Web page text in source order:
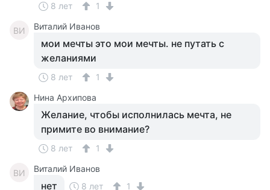
8 лет 1
ВИ Виталий Иванов
мои мечты это мои мечты. не путать с
желаниями
8 лет
1
Нина Архипова
Желание, чтобы исполнилась мечта, не
примите во внимание?
8 лет 1
ВИ Виталий Иванов
нет 8 лет 1